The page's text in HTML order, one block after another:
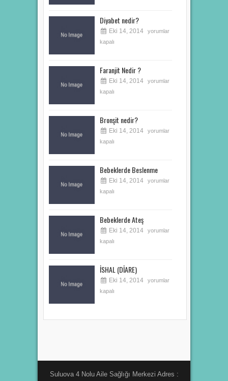
Diyabet nedir?
Eki 14, 2014
yorumlar
kapalı
Faranjit Nedir ?
Eki 14, 2014
yorumlar
kapalı
Bronşit nedir?
Eki 14, 2014
yorumlar
kapalı
Bebeklerde Beslenme
Eki 14, 2014
yorumlar
kapalı
Bebeklerde Ateş
Eki 14, 2014
yorumlar
kapalı
İSHAL (DİARE)
Eki 14, 2014
yorumlar
kapalı
Suluova 4 Nolu Aile Sağlığı Merkezi Adres :